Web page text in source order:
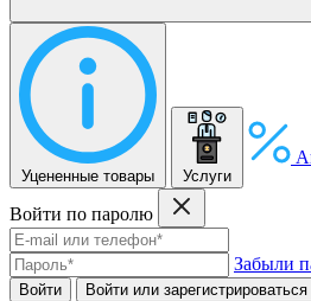
Уцененные товары Услуги
Войти по паролю
Забыли
Войти Войти или